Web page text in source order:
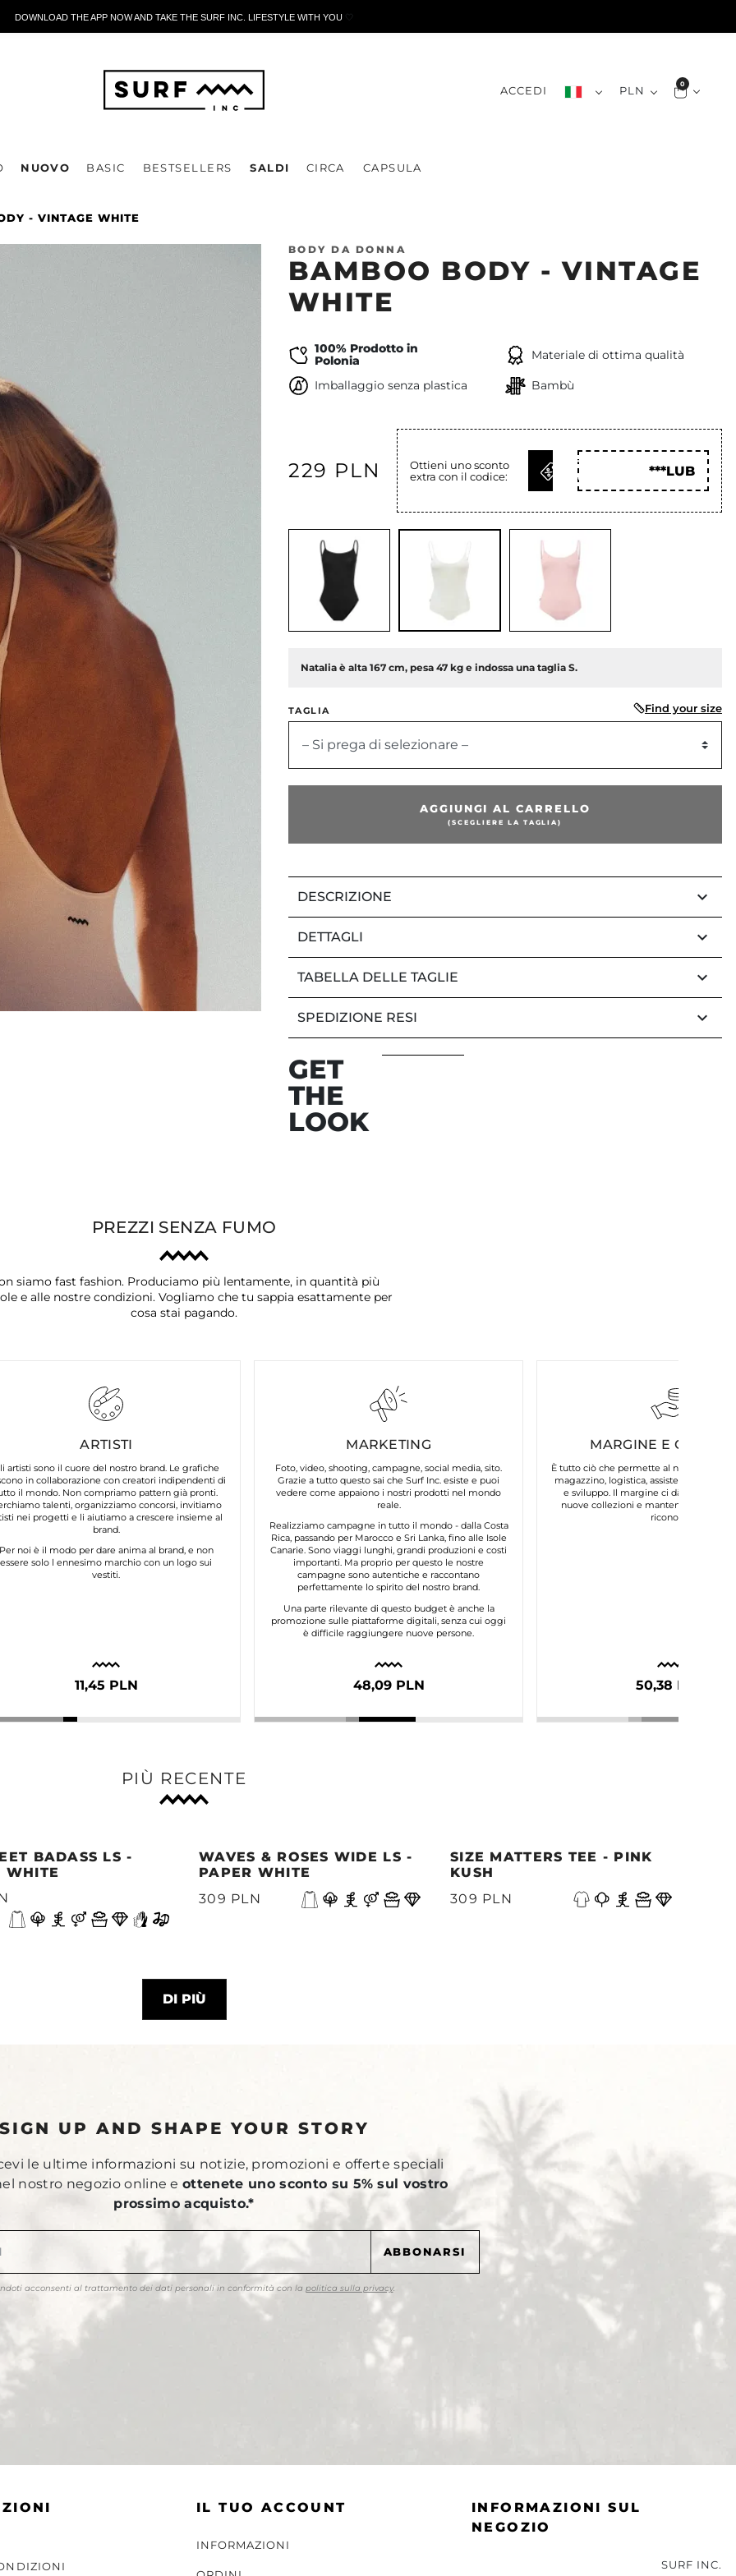
DOWNLOAD THE APP NOW AND TAKE THE SURF INC. LIFESTYLE WITH YOU🤍
ACCEDI PLN 0
NUOVO BASIC BESTSELLERS SALDI CIRCA CAPSULA
- VINTAGE WHITE
BODY DA DONNA
BAMBOO BODY - VINTAGE
WHITE
100% Prodotto in
Polonia
Materiale di ottima qualità
Imballaggio senza plastica Bambù
229 PLN
Ottieni uno sconto
extra con il codice:
OTTIENI
COD
***LUB
Natalia è alta 167 cm, pesa 47 kg e indossa una taglia S.
TAGLIA Find your size
– Si prega di selezionare –
AGGIUNGI AL CARRELLO
(SCEGLIERE LA TAGLIA)
DESCRIZIONE keyboard_arrow_down
DETTAGLI keyboard_arrow_down
TABELLA DELLE TAGLIE keyboard_arrow_down
SPEDIZIONE RESI keyboard_arrow_down
GET
THE
LOOK
PREZZI SENZA FUMO
siamo fast fashion. Produciamo più lentamente, in quantità più
e alle nostre condizioni. Vogliamo che tu sappia esattamente per
cosa stai pagando.
ARTISTI
artisti sono il cuore del nostro brand. Le grafiche
in collaborazione con creatori indipendenti di
il mondo. Non compriamo pattern già pronti.
talenti, organizziamo concorsi, invitiamo
nei progetti e li aiutiamo a crescere insieme al
brand.
Per noi è il modo per dare anima al brand, e non
essere solo l ennesimo marchio con un logo sui
vestiti.
11,45 PLN
MARKETING
Foto, video, shooting, campagne, social media, sito.
Grazie a tutto questo sai che Surf Inc. esiste e puoi
vedere come appaiono i nostri prodotti nel mondo
reale.
Realizziamo campagne in tutto il mondo - dalla Costa
Rica, passando per Marocco e Sri Lanka, fino alle Isole
Canarie. Sono viaggi lunghi, grandi produzioni e costi
importanti. Ma proprio per questo le nostre
campagne sono autentiche e raccontano
perfettamente lo spirito del nostro brand.
Una parte rilevante di questo budget è anche la
promozione sulle piattaforme digitali, senza cui oggi
è difficile raggiungere nuove persone.
48,09 PLN
MARGINE E COSTI
È tutto ciò che permette al nostro brand
magazzino, logistica, assistenza clienti,
e sviluppo. Il margine ci dà la
nuove collezioni e mantenere la
riconosci.
50,38 PLN
PIÙ RECENTE
BADASS LS -
WHITE
WAVES & ROSES WIDE LS -
PAPER WHITE
309 PLN
SIZE MATTERS TEE - PINK
KUSH
309 PLN
DI PIÙ
SIGN UP AND SHAPE YOUR STORY
le ultime informazioni su notizie, promozioni e offerte speciali
nostro negozio online eottenete uno sconto su 5% sul vostro
prossimo acquisto.*
acconsenti al trattamento dei dati personali in conformità con la politica sulla privacy.
IL TUO ACCOUNT
INFORMAZIONI
INFORMAZIONI SUL
NEGOZIO
SURF INC.